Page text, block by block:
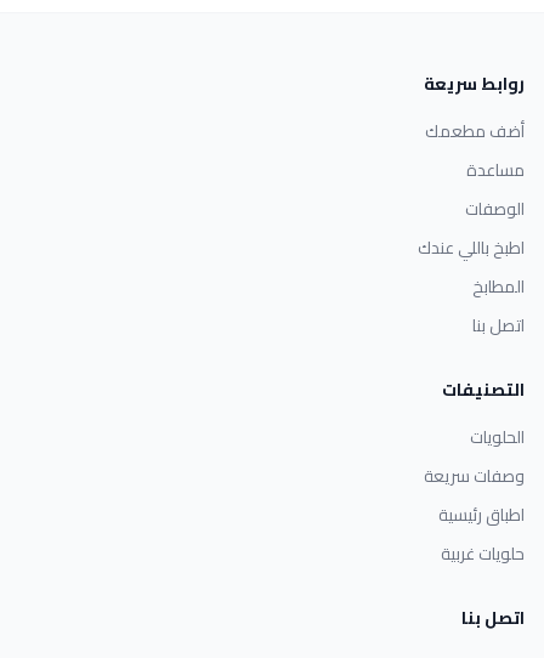
روابط سريعة
أضف مطعمك
مساعدة
الوصفات
اطبخ باللي عندك
المطابخ
اتصل بنا
التصنيفات
الحلويات
وصفات سريعة
اطباق رئيسية
حلويات غربية
اتصل بنا